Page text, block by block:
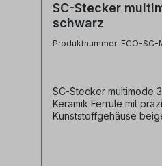
SC-Stecker
schwarz
Produktnummer: FCO-SC-
SC-Stecker multimode
Keramik Ferrule mit
Kunststoffgehäuse